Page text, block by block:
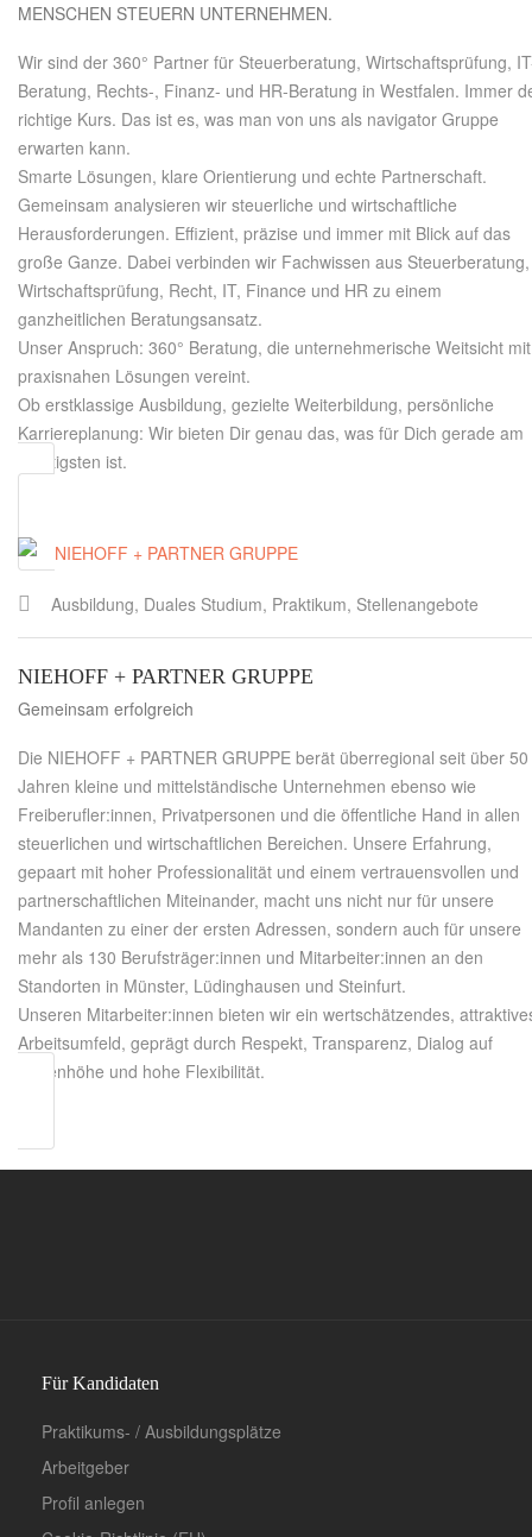
MENSCHEN STEUERN UNTERNEHMEN.
Wir sind der 360° Partner für Steuerberatung, Wirtschaftsprüfung,
Beratung, Rechts-, Finanz- und HR-Beratung in Westfalen. Immer
richtige Kurs. Das ist es, was man von uns als navigator Gruppe
erwarten kann.
Smarte Lösungen, klare Orientierung und echte Partnerschaft.
Gemeinsam analysieren wir steuerliche und wirtschaftliche
Herausforderungen. Effizient, präzise und immer mit Blick auf das
große Ganze. Dabei verbinden wir Fachwissen aus Steuerberatung,
Wirtschaftsprüfung, Recht, IT, Finance und HR zu einem
ganzheitlichen Beratungsansatz.
Unser Anspruch: 360° Beratung, die unternehmerische Weitsicht mit
praxisnahen Lösungen vereint.
Ob erstklassige Ausbildung, gezielte Weiterbildung, persönliche
Karriereplanung: Wir bieten Dir genau das, was für Dich gerade am
wichtigsten ist.
Ausbildung, Duales Studium, Praktikum, Stellenangebote
NIEHOFF + PARTNER GRUPPE
Gemeinsam erfolgreich
Die NIEHOFF + PARTNER GRUPPE berät überregional seit über 50
Jahren kleine und mittelständische Unternehmen ebenso wie
Freiberufler:innen, Privatpersonen und die öffentliche Hand in allen
steuerlichen und wirtschaftlichen Bereichen. Unsere Erfahrung,
gepaart mit hoher Professionalität und einem vertrauensvollen und
partnerschaftlichen Miteinander, macht uns nicht nur für unsere
Mandanten zu einer der ersten Adressen, sondern auch für unsere
mehr als 130 Berufsträger:innen und Mitarbeiter:innen an den
Standorten in Münster, Lüdinghausen und Steinfurt.
Unseren Mitarbeiter:innen bieten wir ein wertschätzendes,
Arbeitsumfeld, geprägt durch Respekt, Transparenz, Dialog auf
Augenhöhe und hohe Flexibilität.
Für Kandidaten
Praktikums- / Ausbildungsplätze
Arbeitgeber
Profil anlegen